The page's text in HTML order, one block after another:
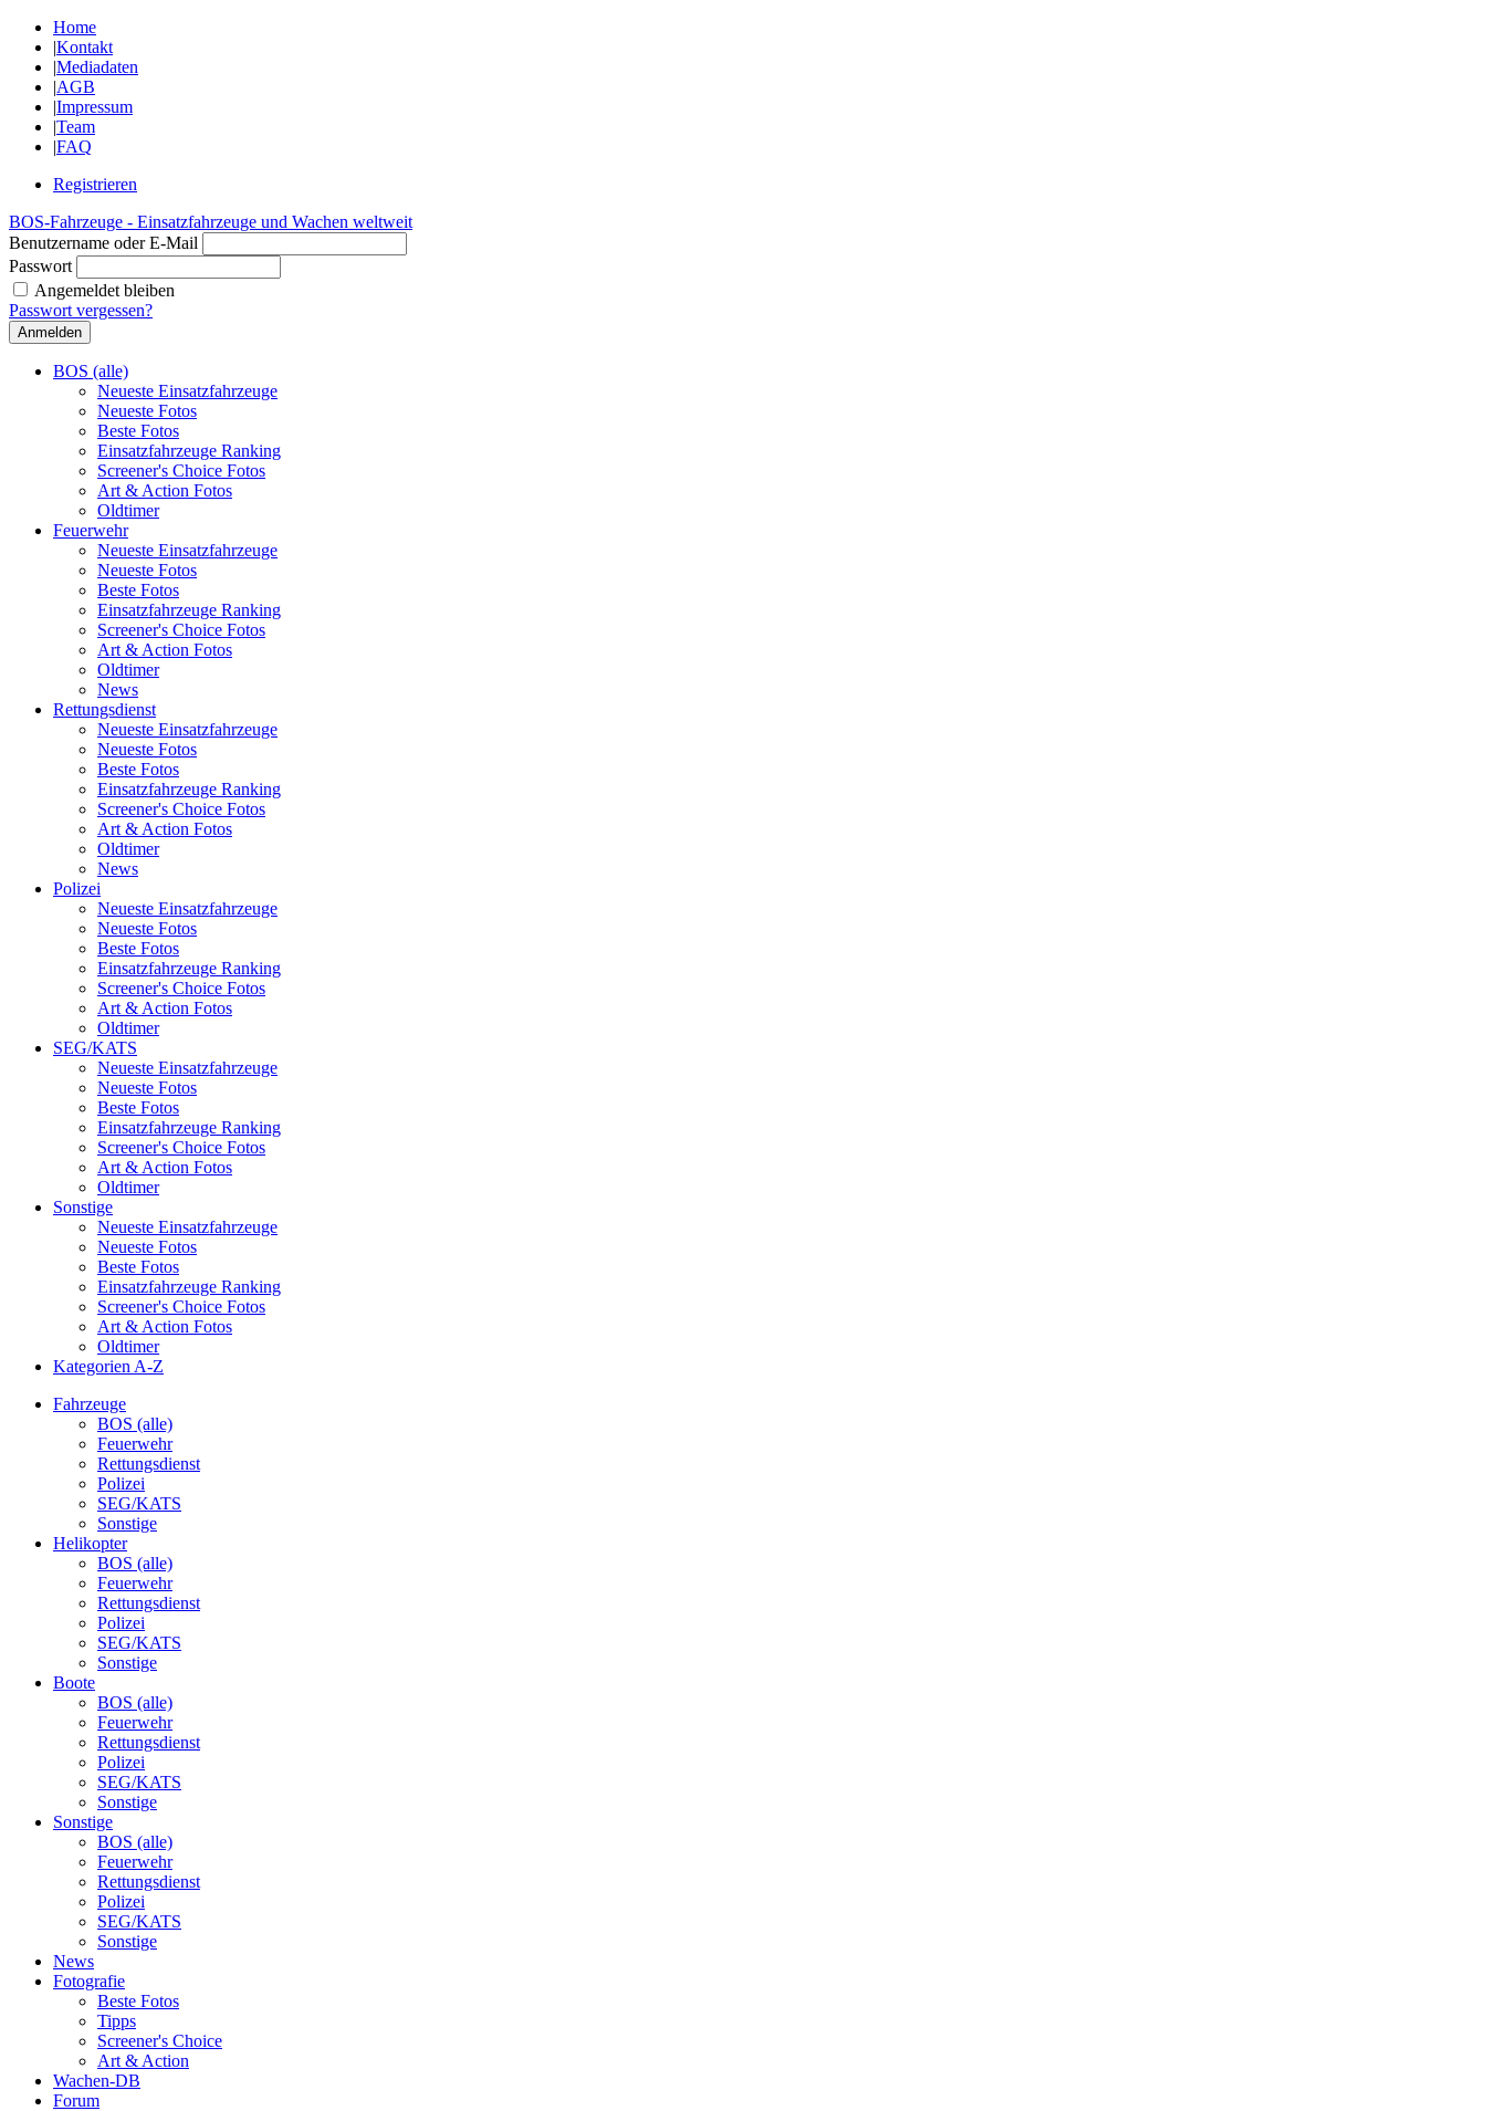
Home
|Kontakt
|Mediadaten
|AGB
|Impressum
|Team
|FAQ
Registrieren
BOS-Fahrzeuge - Einsatzfahrzeuge und Wachen weltweit
Benutzername oder E-Mail
Passwort
Angemeldet bleiben
Passwort vergessen?
BOS (alle)
Neueste Einsatzfahrzeuge
Neueste Fotos
Beste Fotos
Einsatzfahrzeuge Ranking
Screener's Choice Fotos
Art & Action Fotos
Oldtimer
Feuerwehr
Neueste Einsatzfahrzeuge
Neueste Fotos
Beste Fotos
Einsatzfahrzeuge Ranking
Screener's Choice Fotos
Art & Action Fotos
Oldtimer
News
Rettungsdienst
Neueste Einsatzfahrzeuge
Neueste Fotos
Beste Fotos
Einsatzfahrzeuge Ranking
Screener's Choice Fotos
Art & Action Fotos
Oldtimer
News
Polizei
Neueste Einsatzfahrzeuge
Neueste Fotos
Beste Fotos
Einsatzfahrzeuge Ranking
Screener's Choice Fotos
Art & Action Fotos
Oldtimer
SEG/KATS
Neueste Einsatzfahrzeuge
Neueste Fotos
Beste Fotos
Einsatzfahrzeuge Ranking
Screener's Choice Fotos
Art & Action Fotos
Oldtimer
Sonstige
Neueste Einsatzfahrzeuge
Neueste Fotos
Beste Fotos
Einsatzfahrzeuge Ranking
Screener's Choice Fotos
Art & Action Fotos
Oldtimer
Kategorien A-Z
Fahrzeuge
BOS (alle)
Feuerwehr
Rettungsdienst
Polizei
SEG/KATS
Sonstige
Helikopter
BOS (alle)
Feuerwehr
Rettungsdienst
Polizei
SEG/KATS
Sonstige
Boote
BOS (alle)
Feuerwehr
Rettungsdienst
Polizei
SEG/KATS
Sonstige
Sonstige
BOS (alle)
Feuerwehr
Rettungsdienst
Polizei
SEG/KATS
Sonstige
News
Fotografie
Beste Fotos
Tipps
Screener's Choice
Art & Action
Wachen-DB
Forum